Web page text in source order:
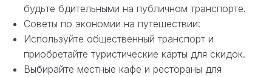
будьте бдительными на публичном транспорте.
Советы по экономии на путешествии:
Используйте общественный транспорт и
приобретайте туристические карты для скидок.
Выбирайте местные кафе и рестораны для